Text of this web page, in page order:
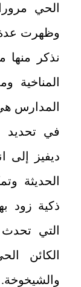
الحي
وظهرت
نذكر منها
المناخية
المدارس
في تحديد
ديفيز إلى
الحديثة
ذكية زود
التي
الكائن